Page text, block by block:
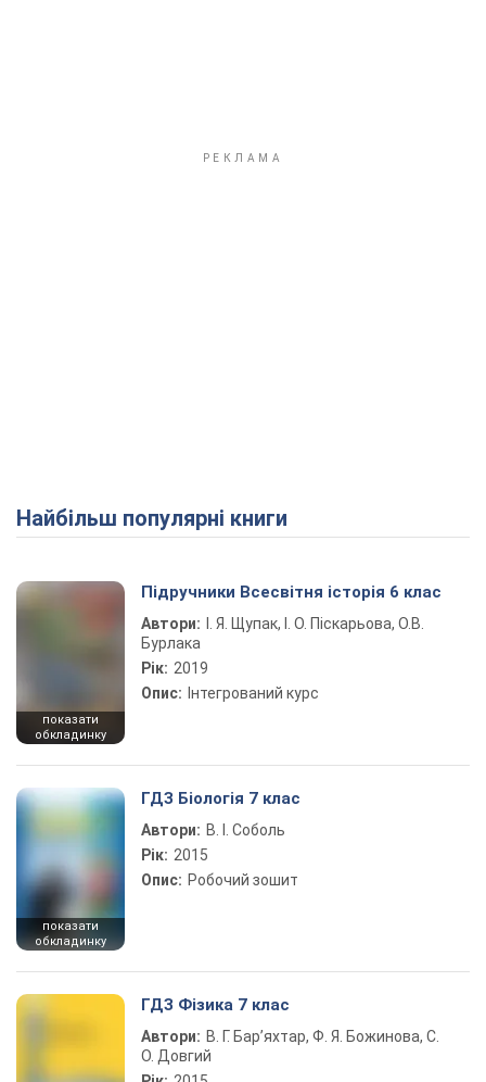
Найбільш популярні книги
показати
обкладинку
Підручники Всесвітня історія 6 клас
Автори:
І. Я. Щупак, І. О. Піскарьова, О.В.
Бурлака
Рік: 2019
Опис: Інтегрований курс
показати
обкладинку
ГДЗ Біологія 7 клас
Автори: В. І. Соболь
Рік: 2015
Опис: Робочий зошит
ГДЗ Фізика 7 клас
Автори: В. Г. Бар’яхтар, Ф. Я. Божинова, С.
О. Довгий